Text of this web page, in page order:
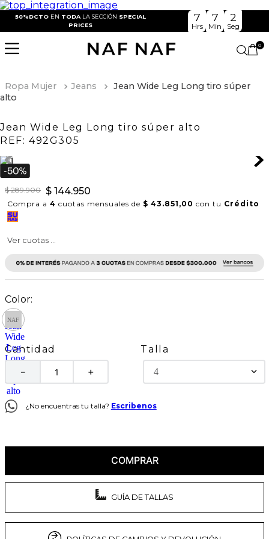
50%DCTO EN TODA LA SECCIÓN SPECIAL
PRICES
7
Hrs
7
Min
2
Seg
0
Ropa Mujer Jeans
Jean Wide Leg Long tiro súper
alto
Jean Wide Leg Long tiro súper alto
REF: 492G305
$ 289.900 $ 144.950
Compra a 4 cuotas mensuales de $ 43.851,00 con tu Crédito
Ver cuotas ...
Cantidad
＋
－
Talla
4
¿No encuentras tu talla? Escribenos
COMPRAR
GUÍA DE TALLAS